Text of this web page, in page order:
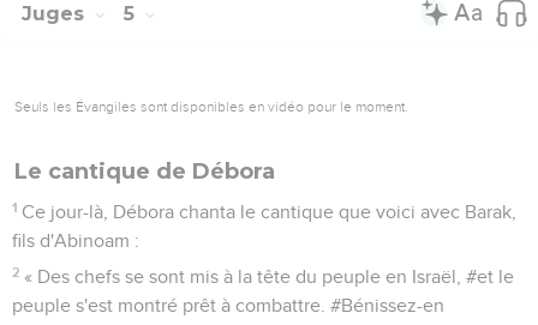
Juges 5
Seuls les Évangiles sont disponibles en vidéo pour le moment.
Le cantique de Débora
1 Ce jour-là, Débora chanta le cantique que voici avec Barak,
fils d'Abinoam :
2 « Des chefs se sont mis à la tête du peuple en Israël, #et le
peuple s'est montré prêt à combattre. #Bénissez-en